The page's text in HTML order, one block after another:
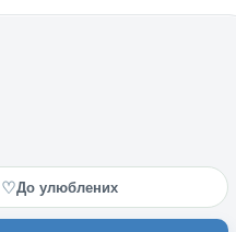
♡До улюблених